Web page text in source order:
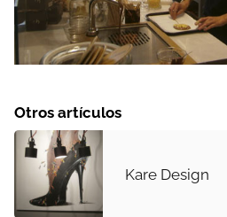
Otros artículos
Kare Design